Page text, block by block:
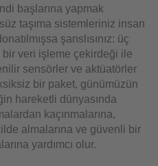
başlarına yapmak
taşıma sistemleriniz insan
şanslısınız: üç
bir veri işleme çekirdeği ile
sensörler ve aktüatörler
bir paket, günümüzün
hareketli dünyasında
kaçınmalarına,
almalarına ve güvenli bir
yardımcı olur.